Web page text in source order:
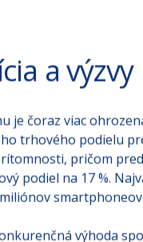
a výzvy
je čoraz viac
trhového podielu
pričom
podiel na 17 %.